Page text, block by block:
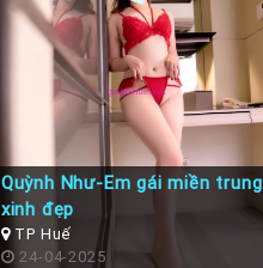
Quỳnh Như-Em gái miền trung
xinh đẹp
TP Huế
24-04-2025